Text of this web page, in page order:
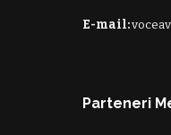
E-mail:
Parteneri